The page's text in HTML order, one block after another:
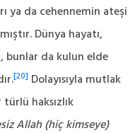
ya da cehennemin ateşi
Dünya hayatı,
bunlar da kulun elde
[20] Dolayısıyla mutlak
haksızlık
Allah (hiç kimseye)